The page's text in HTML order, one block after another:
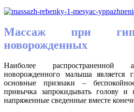
Массаж при
новорожденных
Наиболее распространенной
новорожденного малыша является
основные признаки –
привычка запрокидывать голову и
напряженные сведенные вместе